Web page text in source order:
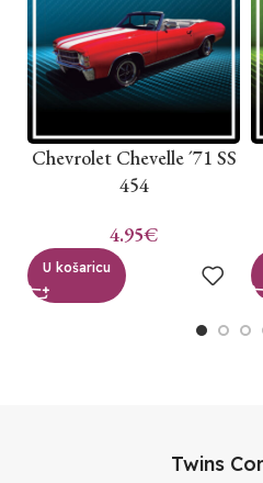
Chevrolet Chevelle ´71 SS
454
4.95€
U košaricu
Twins